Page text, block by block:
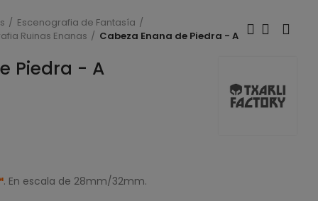
Escenografia de Fantasía
Ruinas Enanas
Cabeza Enana de Piedra - A
Piedra - A
. En escala de 28mm/32mm.